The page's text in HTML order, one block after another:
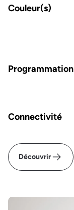
Couleur(s)
Programmation
Connectivité
Découvrir